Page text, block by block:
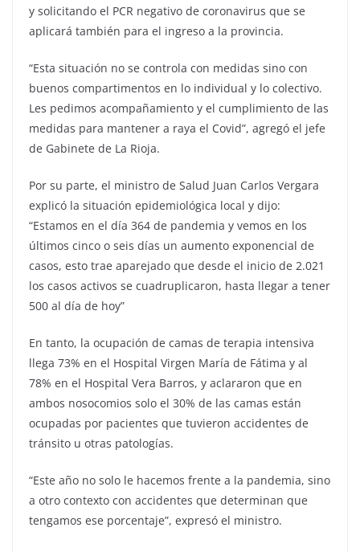
y solicitando el PCR negativo de coronavirus que se
aplicará también para el ingreso a la provincia.
“Esta situación no se controla con medidas sino con
buenos compartimentos en lo individual y lo colectivo.
Les pedimos acompañamiento y el cumplimiento de las
medidas para mantener a raya el Covid”, agregó el jefe
de Gabinete de La Rioja.
Por su parte, el ministro de Salud Juan Carlos Vergara
explicó la situación epidemiológica local y dijo:
“Estamos en el día 364 de pandemia y vemos en los
últimos cinco o seis días un aumento exponencial de
casos, esto trae aparejado que desde el inicio de 2.021
los casos activos se cuadruplicaron, hasta llegar a tener
500 al día de hoy”
En tanto, la ocupación de camas de terapia intensiva
llega 73% en el Hospital Virgen María de Fátima y al
78% en el Hospital Vera Barros, y aclararon que en
ambos nosocomios solo el 30% de las camas están
ocupadas por pacientes que tuvieron accidentes de
tránsito u otras patologías.
“Este año no solo le hacemos frente a la pandemia, sino
a otro contexto con accidentes que determinan que
tengamos ese porcentaje”, expresó el ministro.